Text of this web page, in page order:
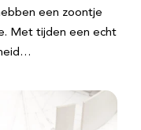
een zoontje
Met tijden een echt